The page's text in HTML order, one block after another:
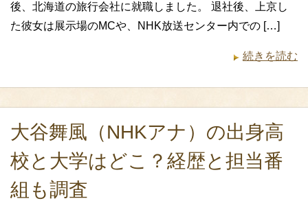
後、北海道の旅行会社に就職しました。 退社後、上京し
た彼女は展示場のMCや、NHK放送センター内での […]
続きを読む
大谷舞風（NHKアナ）の出身高
校と大学はどこ？経歴と担当番
組も調査